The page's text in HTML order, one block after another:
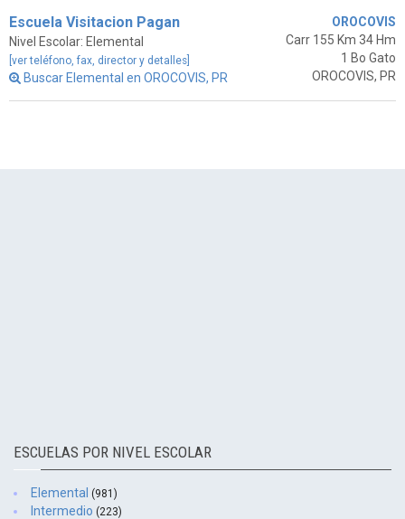
Escuela Visitacion Pagan
Nivel Escolar: Elemental
[ver teléfono, fax, director y detalles]
Buscar Elemental en OROCOVIS, PR
OROCOVIS
Carr 155 Km 34 Hm
1 Bo Gato
OROCOVIS, PR
ESCUELAS POR NIVEL ESCOLAR
Elemental (981)
Intermedio (223)